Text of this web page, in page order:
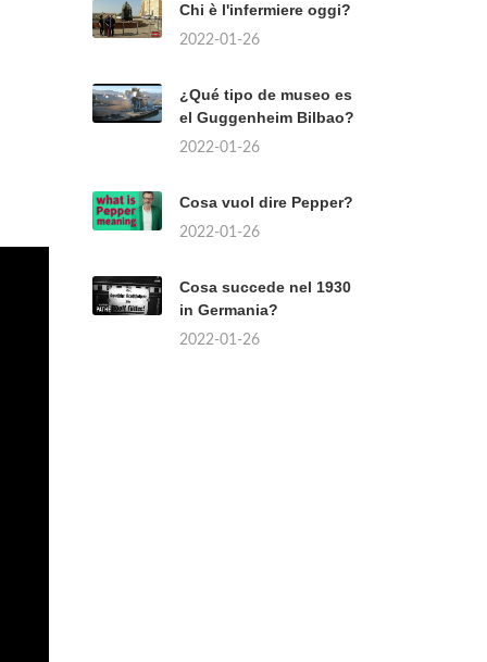
Chi è l'infermiere oggi?
2022-01-26
¿Qué tipo de museo es
el Guggenheim Bilbao?
2022-01-26
Cosa vuol dire Pepper?
2022-01-26
Cosa succede nel 1930
in Germania?
2022-01-26